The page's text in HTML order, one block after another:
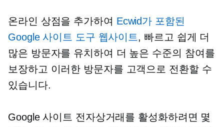
온라인 상점을 추가하여 Ecwid가 포함된
Google 사이트 도구 웹사이트, 빠르고 쉽게 더
많은 방문자를 유치하여 더 높은 수준의 참여를
보장하고 이러한 방문자를 고객으로 전환할 수
있습니다.
Google 사이트 전자상거래를 활성화하려면 몇